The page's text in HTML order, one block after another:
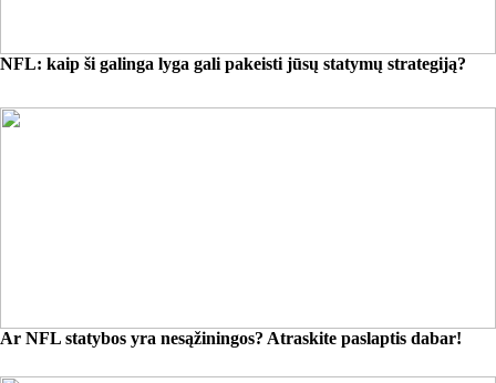
NFL: kaip ši galinga lyga gali pakeisti jūsų statymų strategiją?
Ar NFL statybos yra nesąžiningos? Atraskite paslaptis dabar!